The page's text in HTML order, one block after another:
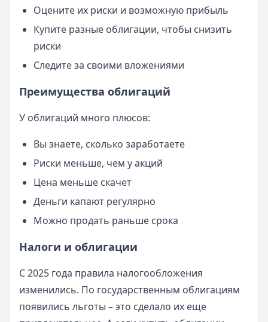
Оцените их риски и возможную прибыль
Купите разные облигации, чтобы снизить
риски
Следите за своими вложениями
Преимущества облигаций
У облигаций много плюсов:
Вы знаете, сколько заработаете
Риски меньше, чем у акций
Цена меньше скачет
Деньги капают регулярно
Можно продать раньше срока
Налоги и облигации
С 2025 года правила налогообложения
изменились. По государственным облигациям
появились льготы – это сделало их еще